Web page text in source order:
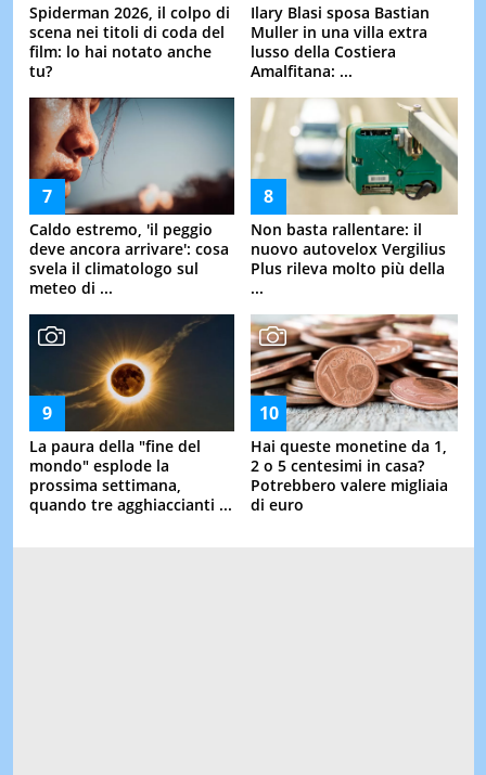
Spiderman 2026, il colpo di
scena nei titoli di coda del
film: lo hai notato anche
tu?
Ilary Blasi sposa Bastian
Muller in una villa extra
lusso della Costiera
Amalfitana: ...
Caldo estremo, 'il peggio
deve ancora arrivare': cosa
svela il climatologo sul
meteo di ...
Non basta rallentare: il
nuovo autovelox Vergilius
Plus rileva molto più della
...
La paura della "fine del
mondo" esplode la
prossima settimana,
quando tre agghiaccianti ...
Hai queste monetine da 1,
2 o 5 centesimi in casa?
Potrebbero valere migliaia
di euro